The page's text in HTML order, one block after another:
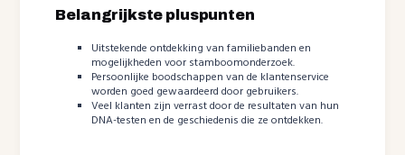
Belangrijkste pluspunten
Uitstekende ontdekking van familiebanden en
mogelijkheden voor stamboomonderzoek.
Persoonlijke boodschappen van de klantenservice
worden goed gewaardeerd door gebruikers.
Veel klanten zijn verrast door de resultaten van hun
DNA-testen en de geschiedenis die ze ontdekken.